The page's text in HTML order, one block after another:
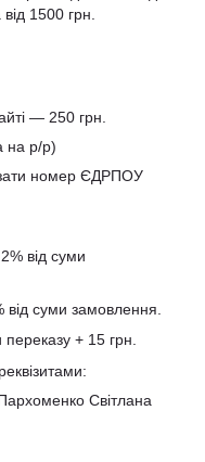
1500 грн.
— 250 грн.
на р/р)
номер ЄДРПОУ
від суми
суми замовлення.
+ 15 грн.
Світлана